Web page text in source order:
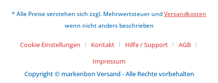
* Alle Preise verstehen sich zzgl. Mehrwertsteuer undVersandkosten
wenn nicht anders beschrieben
Cookie Einstellungen Kontakt Hilfe / Support
AGB
Impressum
Copyright © markenbon Versand - Alle Rechte vorbehalten